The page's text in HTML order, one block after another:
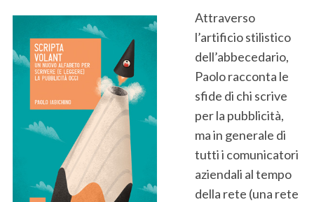
Attraverso
l’artificio stilistico
dell’abbecedario,
Paolo racconta le
sfide di chi scrive
per la pubblicità,
ma in generale di
tutti i comunicatori
aziendali al tempo
della rete (una rete